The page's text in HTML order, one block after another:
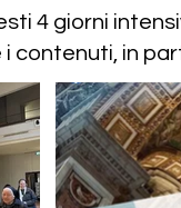
4 giorni
contenuti, in